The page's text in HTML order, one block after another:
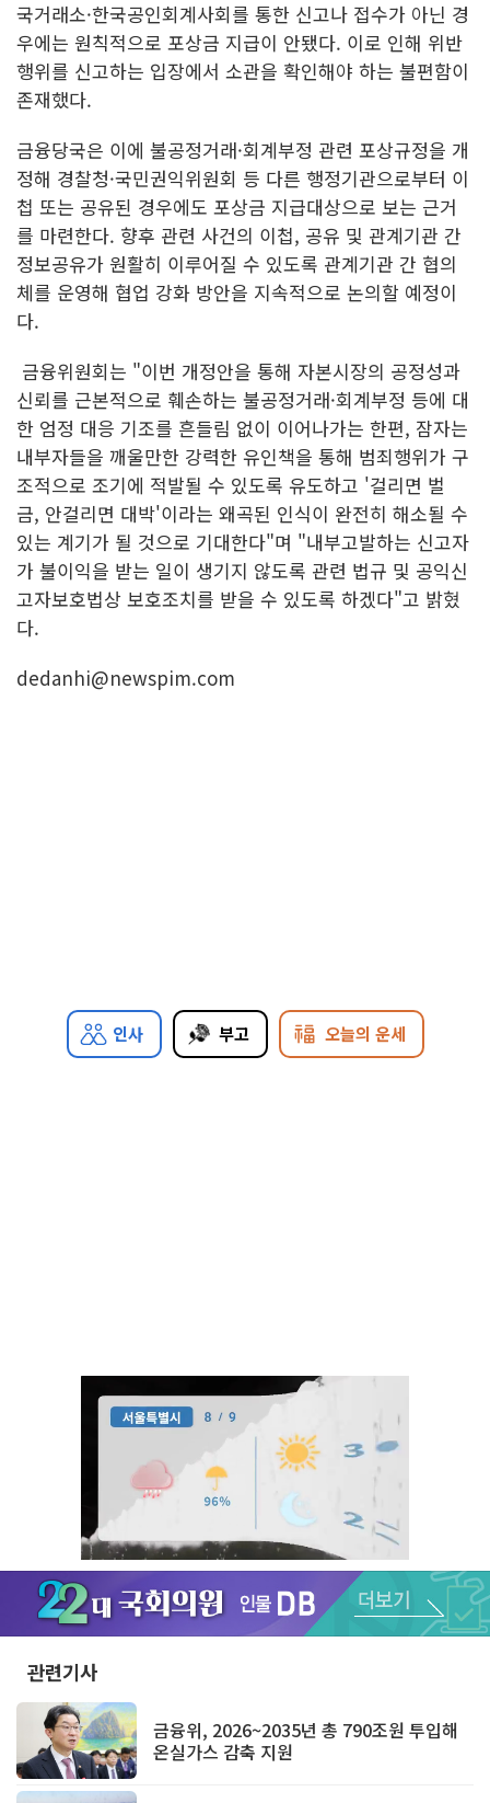
국거래소·한국공인회계사회를 통한 신고나 접수가 아닌 경
우에는 원칙적으로 포상금 지급이 안됐다. 이로 인해 위반
행위를 신고하는 입장에서 소관을 확인해야 하는 불편함이
존재했다.
금융당국은 이에 불공정거래·회계부정 관련 포상규정을 개
정해 경찰청·국민권익위원회 등 다른 행정기관으로부터 이
첩 또는 공유된 경우에도 포상금 지급대상으로 보는 근거
를 마련한다. 향후 관련 사건의 이첩, 공유 및 관계기관 간
정보공유가 원활히 이루어질 수 있도록 관계기관 간 협의
체를 운영해 협업 강화 방안을 지속적으로 논의할 예정이
다.
금융위원회는 "이번 개정안을 통해 자본시장의 공정성과
신뢰를 근본적으로 훼손하는 불공정거래·회계부정 등에 대
한 엄정 대응 기조를 흔들림 없이 이어나가는 한편, 잠자는
내부자들을 깨울만한 강력한 유인책을 통해 범죄행위가 구
조적으로 조기에 적발될 수 있도록 유도하고 '걸리면 벌
금, 안걸리면 대박'이라는 왜곡된 인식이 완전히 해소될 수
있는 계기가 될 것으로 기대한다"며 "내부고발하는 신고자
가 불이익을 받는 일이 생기지 않도록 관련 법규 및 공익신
고자보호법상 보호조치를 받을 수 있도록 하겠다"고 밝혔
다.
dedanhi@newspim.com
인사 부고 오늘의 운세
Unmute
관련기사
금융위, 2026~2035년 총 790조원 투입해
온실가스 감축 지원